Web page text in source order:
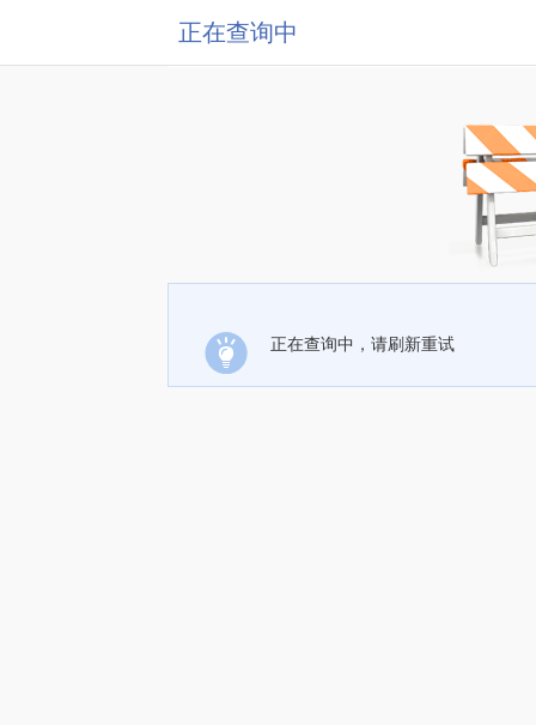
正在查询中
正在查询中，请刷新重试